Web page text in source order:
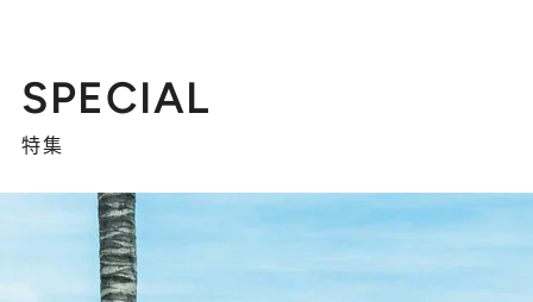
SPECIAL
特集